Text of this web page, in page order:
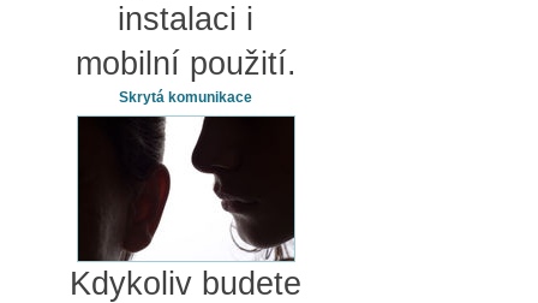
instalaci i
mobilní použití.
Skrytá komunikace
Kdykoliv budete